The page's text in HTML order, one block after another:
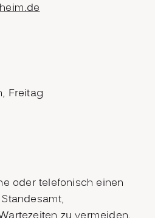
Freitag
oder telefonisch einen